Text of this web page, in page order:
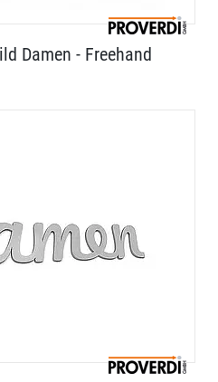
Damen - Freehand